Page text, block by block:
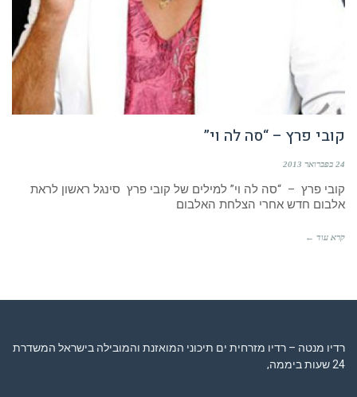
קובי פרץ – “סה לה וי”
24 בפברואר 2013
קובי פרץ – “סה לה וי” למילים של קובי פרץ סינגל ראשון לראת
אלבום חדש אחרי הצלחת האלבום
קרא עוד ←
רדיו מנטה – רדיו מזרחית ים תיכוני המואזנת והמובילה בישראל המשדרת
24 שעות ביממה,